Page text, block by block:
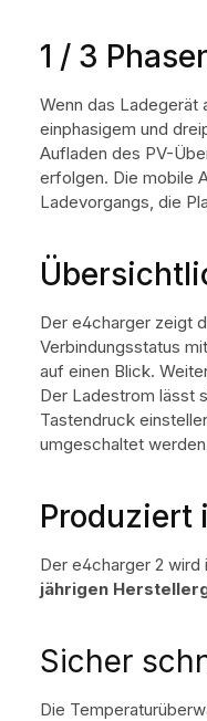
1 / 3
Wenn das Ladegerät
einphasigem und
Aufladen des PV-
erfolgen. Die mobile
Ladevorgangs, die
Der e4charger zeigt
Verbindungsstatus
auf einen Blick.
Der Ladestrom lässt
Tastendruck
umgeschaltet
Produziert
Der e4charger 2 wird
jährigen
Sicher
Die